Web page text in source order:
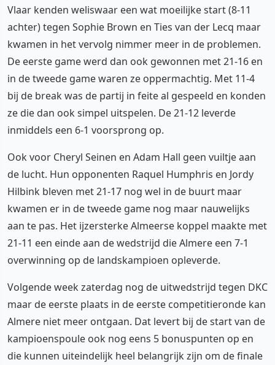
Vlaar kenden weliswaar een wat moeilijke start (8-11
achter) tegen Sophie Brown en Ties van der Lecq maar
kwamen in het vervolg nimmer meer in de problemen.
De eerste game werd dan ook gewonnen met 21-16 en
in de tweede game waren ze oppermachtig. Met 11-4
bij de break was de partij in feite al gespeeld en konden
ze die dan ook simpel uitspelen. De 21-12 leverde
inmiddels een 6-1 voorsprong op.
Ook voor Cheryl Seinen en Adam Hall geen vuiltje aan
de lucht. Hun opponenten Raquel Humphris en Jordy
Hilbink bleven met 21-17 nog wel in de buurt maar
kwamen er in de tweede game nog maar nauwelijks
aan te pas. Het ijzersterke Almeerse koppel maakte met
21-11 een einde aan de wedstrijd die Almere een 7-1
overwinning op de landskampioen opleverde.
Volgende week zaterdag nog de uitwedstrijd tegen DKC
maar de eerste plaats in de eerste competitieronde kan
Almere niet meer ontgaan. Dat levert bij de start van de
kampioenspoule ook nog eens 5 bonuspunten op en
die kunnen uiteindelijk heel belangrijk zijn om de finale